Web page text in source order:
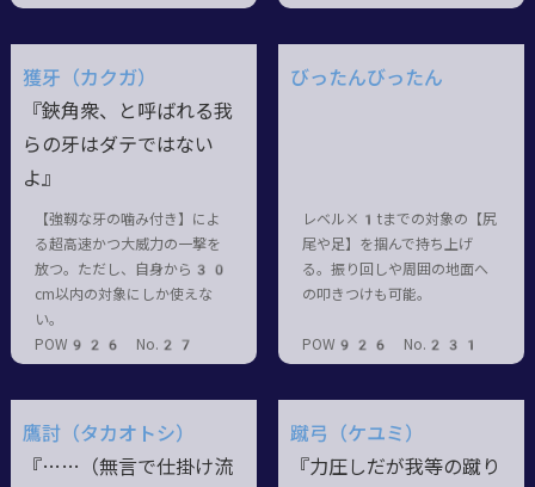
獲牙（カクガ）
『鋏角衆、と呼ばれる我
らの牙はダテではない
よ』
【強靱な牙の噛み付き】によ
る超高速かつ大威力の一撃を
放つ。ただし、自身から30
cm以内の対象にしか使えな
い。
POW926 No.27
びったんびったん
レベル×1tまでの対象の【尻
尾や足】を掴んで持ち上げ
る。振り回しや周囲の地面へ
の叩きつけも可能。
POW926 No.231
鷹討（タカオトシ）
『……（無言で仕掛け流
蹴弓（ケユミ）
『力圧しだが我等の蹴り